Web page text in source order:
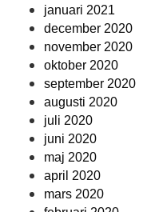
januari 2021
december 2020
november 2020
oktober 2020
september 2020
augusti 2020
juli 2020
juni 2020
maj 2020
april 2020
mars 2020